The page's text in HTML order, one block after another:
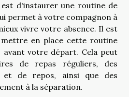
est d'instaurer une routine de
permet à votre compagnon à
vivre votre absence. Il est
en place cette routine
avant votre départ. Cela peut
de repas réguliers, des
et de repos, ainsi que des
à la séparation.